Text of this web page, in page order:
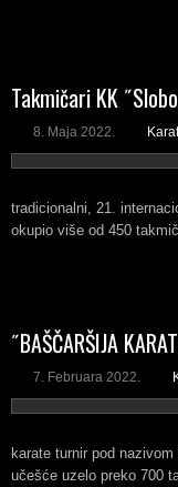
Takmičari KK
8. Maja 2022.
tradicionalni, 21.
okupio više od 450
˝BAŠČARŠIJA
7. Februara 2022.
karate turnir pod
učešće uzelo preko 700